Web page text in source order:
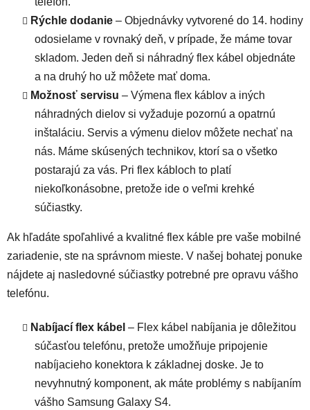
Rýchle dodanie – Objednávky vytvorené do 14. hodiny
odosielame v rovnaký deň, v prípade, že máme tovar
skladom. Jeden deň si náhradný flex kábel objednáte
a na druhý ho už môžete mať doma.
Možnosť servisu – Výmena flex káblov a iných
náhradných dielov si vyžaduje pozornú a opatrnú
inštaláciu. Servis a výmenu dielov môžete nechať na
nás. Máme skúsených technikov, ktorí sa o všetko
postarajú za vás. Pri flex kábloch to platí
niekoľkonásobne, pretože ide o veľmi krehké
súčiastky.
Ak hľadáte spoľahlivé a kvalitné flex káble pre vaše mobilné
zariadenie, ste na správnom mieste. V našej bohatej ponuke
nájdete aj nasledovné súčiastky potrebné pre opravu vášho
telefónu.
Nabíjací flex kábel – Flex kábel nabíjania je dôležitou
súčasťou telefónu, pretože umožňuje pripojenie
nabíjacieho konektora k základnej doske. Je to
nevyhnutný komponent, ak máte problémy s nabíjaním
vášho Samsung Galaxy S4.